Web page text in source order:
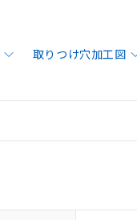
取りつけ穴加工図